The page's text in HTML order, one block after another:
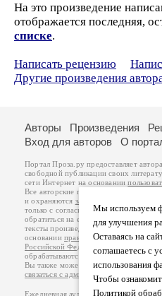
На это произведение
отображается последняя,
списке.
Написать рецензию
Другие произведения
Мы используем
для улучшения
Оставаясь на
соглашаетесь с
использования
Чтобы
Политикой
Авторы Произведения
Вход для авторов
О
Портал Проза.ру предоставляет
свободной публикации своих
сети Интернет на основании
Все авторские права на произведения
и охраняются законом
. Перепечатка
только с согласия его автора, к
обратиться на его авторской странице.
тексты произведений авторы несут
основанииправил публикациии
Российской Федерации
обрабатываются на основании
Вы также можете посмотреть более
связаться с администрацией
Ежедневная аудитория портала